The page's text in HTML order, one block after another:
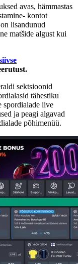
avas, hämmastas
kontot
lisandunud
matšide algust kui
sektsioonid
tähestiku
spordialade live
ja peagi algavad
põhimenüü.